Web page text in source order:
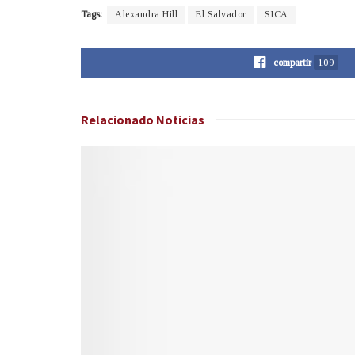
Tags: Alexandra Hill El Salvador SICA
compartir 109
Relacionado Noticias